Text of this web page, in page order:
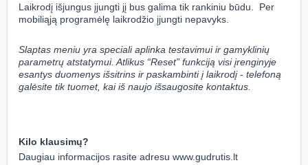
Laikrodį išjungus įjungti jį bus galima tik rankiniu būdu. Per
mobiliąją programėlę laikrodžio įjungti nepavyks.
Slaptas meniu yra speciali aplinka testavimui ir gamyklinių
parametrų atstatymui. Atlikus “Reset” funkciją visi įrenginyje
esantys duomenys išsitrins ir paskambinti į laikrodį - telefoną
galėsite tik tuomet, kai iš naujo išsaugosite kontaktus.
Kilo klausimų?
Daugiau informacijos rasite adresu www.gudrutis.lt